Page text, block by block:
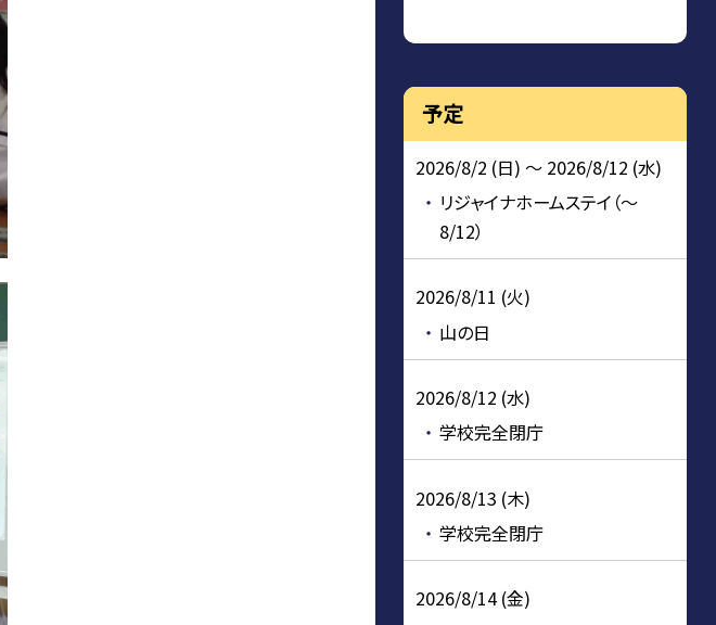
予定
2026/8/2 (日) ～ 2026/8/12 (水)
リジャイナホームステイ（～
8/12）
2026/8/11 (火)
山の日
2026/8/12 (水)
学校完全閉庁
2026/8/13 (木)
学校完全閉庁
2026/8/14 (金)